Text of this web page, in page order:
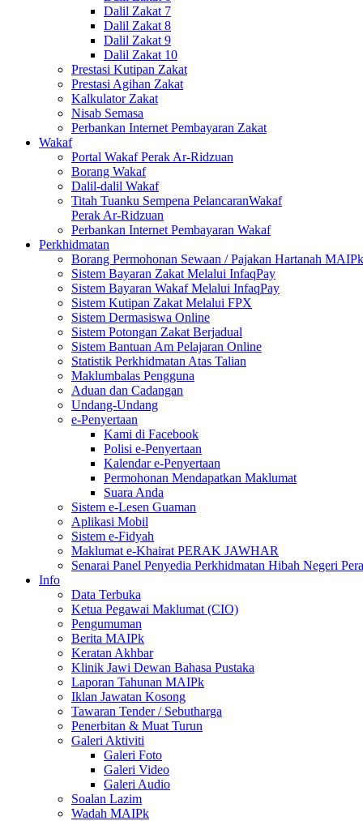
Dalil Zakat 7
Dalil Zakat 8
Dalil Zakat 9
Dalil Zakat 10
Prestasi Kutipan Zakat
Prestasi Agihan Zakat
Kalkulator Zakat
Nisab Semasa
Perbankan Internet Pembayaran Zakat
Wakaf
Portal Wakaf Perak Ar-Ridzuan
Borang Wakaf
Dalil-dalil Wakaf
Titah Tuanku Sempena PelancaranWakaf
Perak Ar-Ridzuan
Perbankan Internet Pembayaran Wakaf
Perkhidmatan
Borang Permohonan Sewaan / Pajakan Hartanah MAIPk
Sistem Bayaran Zakat Melalui InfaqPay
Sistem Bayaran Wakaf Melalui InfaqPay
Sistem Kutipan Zakat Melalui FPX
Sistem Dermasiswa Online
Sistem Potongan Zakat Berjadual
Sistem Bantuan Am Pelajaran Online
Statistik Perkhidmatan Atas Talian
Maklumbalas Pengguna
Aduan dan Cadangan
Undang-Undang
e-Penyertaan
Kami di Facebook
Polisi e-Penyertaan
Kalendar e-Penyertaan
Permohonan Mendapatkan Maklumat
Suara Anda
Sistem e-Lesen Guaman
Aplikasi Mobil
Sistem e-Fidyah
Maklumat e-Khairat PERAK JAWHAR
Senarai Panel Penyedia Perkhidmatan Hibah Negeri
Info
Data Terbuka
Ketua Pegawai Maklumat (CIO)
Pengumuman
Berita MAIPk
Keratan Akhbar
Klinik Jawi Dewan Bahasa Pustaka
Laporan Tahunan MAIPk
Iklan Jawatan Kosong
Tawaran Tender / Sebutharga
Penerbitan & Muat Turun
Galeri Aktiviti
Galeri Foto
Galeri Video
Galeri Audio
Soalan Lazim
Wadah MAIPk